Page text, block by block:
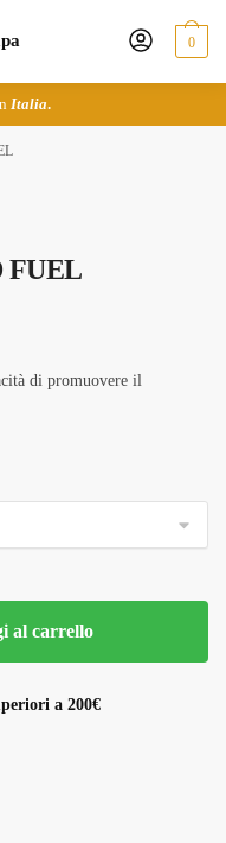
0
Italia.
FUEL
di promuovere il
al carrello
a 200€